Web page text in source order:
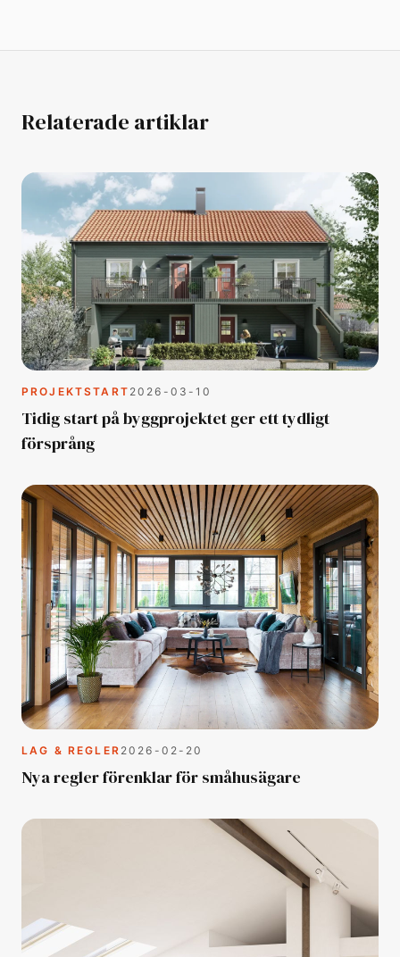
Relaterade artiklar
PROJEKTSTART 2026-03-10
Tidig start på byggprojektet ger ett tydligt
försprång
LAG & REGLER 2026-02-20
Nya regler förenklar för småhusägare